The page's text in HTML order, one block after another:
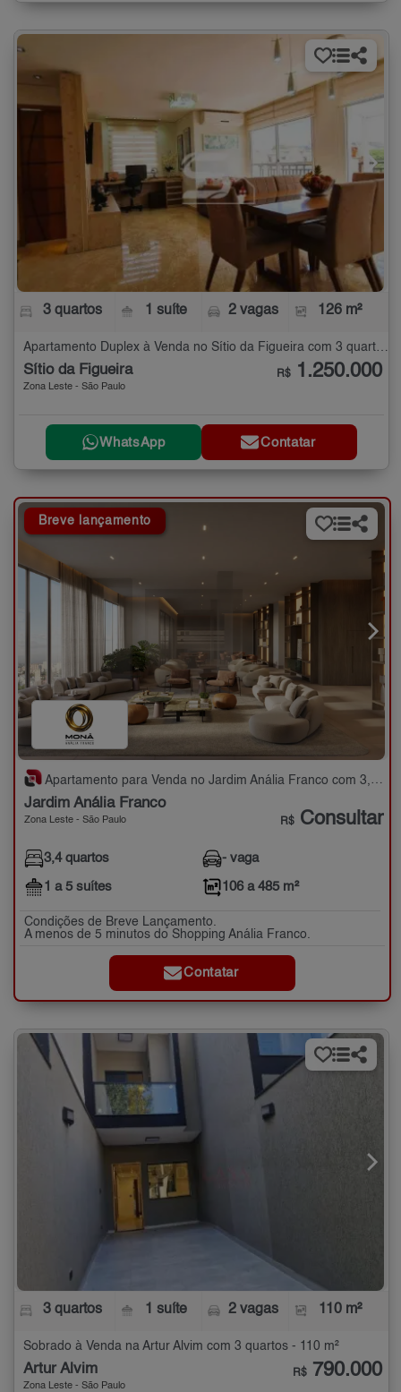
3 quartos 1 suíte 2 vagas 126 m²
Apartamento Duplex à Venda no Sítio da Figueira com 3 quartos - 126 m²
Sítio da Figueira
Zona Leste - São Paulo
R$ 1.250.000
WhatsApp Contatar
Breve lançamento
Apartamento para Venda no Jardim Anália Franco com 3,4 quartos - 106 a 485 m²
Jardim Anália Franco
Zona Leste - São Paulo R$ Consultar
3,4 quartos
1 a 5 suítes
- vaga
106 a 485 m²
Condições de Breve Lançamento.
A menos de 5 minutos do Shopping Anália Franco.
Contatar
3 quartos 1 suíte 2 vagas 110 m²
Sobrado à Venda na Artur Alvim com 3 quartos - 110 m²
Artur Alvim
Zona Leste - São Paulo
R$ 790.000